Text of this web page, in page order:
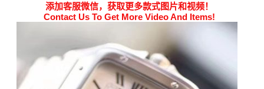
添加客服微信，获取更多款式图片和视频！
Contact Us To Get More Video And Items!